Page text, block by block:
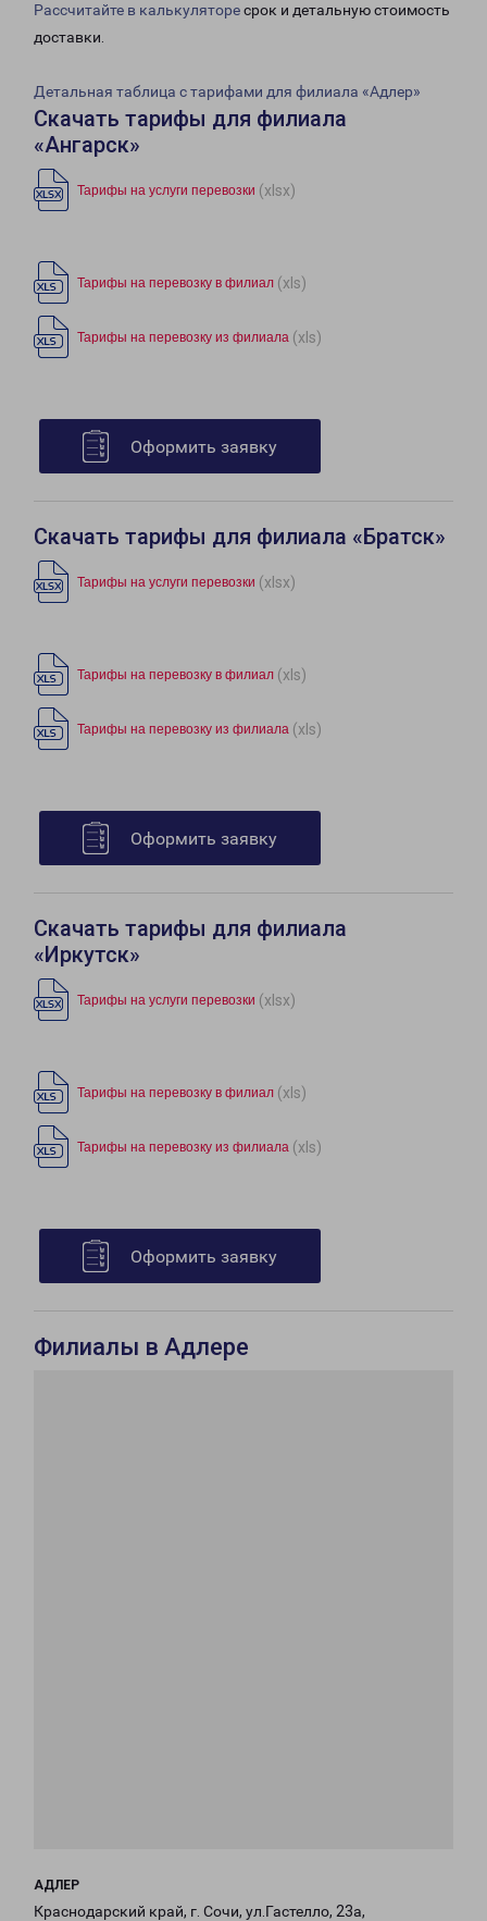
Рассчитайте в калькуляторесрок и детальную стоимость
доставки.
Детальная таблица с тарифами для филиала «Адлер»
Скачать тарифы для филиала
«Ангарск»
Тарифы на услуги перевозки (xlsx)
Тарифы на перевозку в филиал (xls)
Тарифы на перевозку из филиала (xls)
Оформить заявку
Скачать тарифы для филиала «Братск»
Тарифы на услуги перевозки (xlsx)
Тарифы на перевозку в филиал (xls)
Тарифы на перевозку из филиала (xls)
Оформить заявку
Скачать тарифы для филиала
«Иркутск»
Тарифы на услуги перевозки (xlsx)
Тарифы на перевозку в филиал (xls)
Тарифы на перевозку из филиала (xls)
Оформить заявку
Филиалы в Адлере
АДЛЕР
Краснодарский край, г. Сочи, ул.Гастелло, 23а,